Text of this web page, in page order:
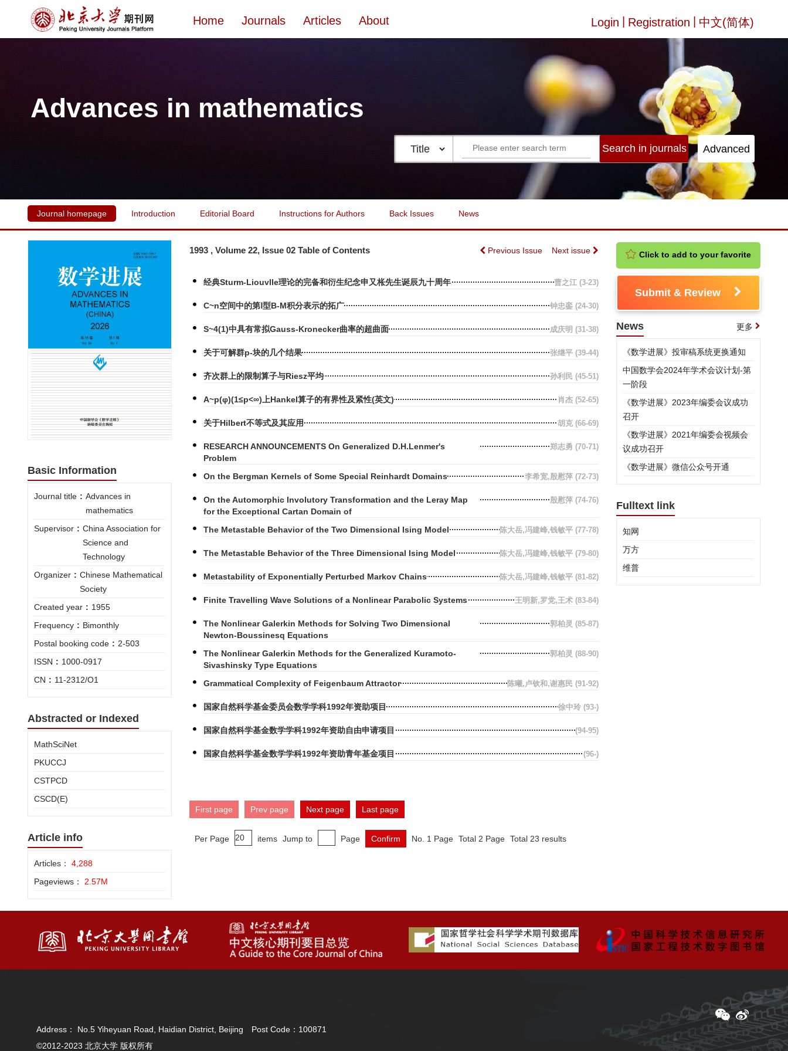
Login Registration 中文(简体)
Home Journals Articles About
Advances in mathematics
Journal homepage Introduction Editorial Board Instructions for Authors Back Issues News
Basic Information
Journal title : Advances in
mathematics
Supervisor : China Association for
Science and
Technology
Organizer : Chinese Mathematical
Society
Created year : 1955
Frequency : Bimonthly
Postal booking code : 2-503
ISSN : 1000-0917
CN : 11-2312/O1
Abstracted or Indexed
MathSciNet
PKUCCJ
CSTPCD
CSCD(E)
Article info
Articles： 4,288
Pageviews： 2.57M
1993 , Volume 22, Issue 02 Table of Contents Previous Issue Next issue
经典Sturm-Liouvlle理论的完备和衍生纪念申又枨先生诞辰九十周年 曹之江 (3-23)
C~n空间中的第Ⅰ型B-M积分表示的拓广 钟忠銮 (24-30)
S~4(1)中具有常拟Gauss-Kronecker曲率的超曲面 成庆明 (31-38)
关于可解群p-块的几个结果 张继平 (39-44)
齐次群上的限制算子与Riesz平均 孙利民 (45-51)
A~p(φ)(1≤p<∞)上Hankel算子的有界性及紧性(英文) 肖杰 (52-65)
关于Hilbert不等式及其应用 胡克 (66-69)
RESEARCH ANNOUNCEMENTS On Generalized D.H.Lenmer's
Problem
郑志勇 (70-71)
On the Bergman Kernels of Some Special Reinhardt Domains 李希宽,殷慰萍 (72-73)
On the Automorphic Involutory Transformation and the Leray Map
for the Exceptional Cartan Domain of
殷慰萍 (74-76)
The Metastable Behavior of the Two Dimensional Ising Model 陈大岳,冯建峰,钱敏平 (77-78)
The Metastable Behavior of the Three Dimensional Ising Model 陈大岳,冯建峰,钱敏平 (79-80)
Metastability of Exponentially Perturbed Markov Chains 陈大岳,冯建峰,钱敏平 (81-82)
Finite Travelling Wave Solutions of a Nonlinear Parabolic Systems 王明新,罗党,王术 (83-84)
The Nonlinear Galerkin Methods for Solving Two Dimensional
Newton-Boussinesq Equations
郭柏灵 (85-87)
The Nonlinear Galerkin Methods for the Generalized Kuramoto-
Sivashinsky Type Equations
郭柏灵 (88-90)
Grammatical Complexity of Feigenbaum Attractor 陈曦,卢钦和,谢惠民 (91-92)
国家自然科学基金委员会数学学科1992年资助项目 徐中玲 (93-)
国家自然科学基金数学学科1992年资助自由申请项目 (94-95)
国家自然科学基金数学学科1992年资助青年基金项目 (96-)
First page Prev page Next page Last page
Per Page items Jump to Page Confirm No. 1 Page Total 2 Page Total 23 results
Click to add to your favorite
Submit & Review
News 更多
《数学进展》投审稿系统更换通知
中国数学会2024年学术会议计划-第
一阶段
《数学进展》2023年编委会议成功
召开
《数学进展》2021年编委会视频会
议成功召开
《数学进展》微信公众号开通
Fulltext link
知网
万方
维普
Address： No.5 Yiheyuan Road, Haidian District, Beijing Post Code：100871
©2012-2023 北京大学 版权所有